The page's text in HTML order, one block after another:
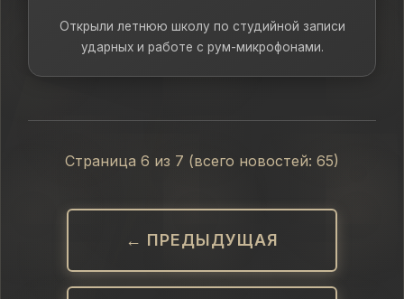
Открыли летнюю школу по студийной записи
ударных и работе с рум-микрофонами.
Страница 6 из 7 (всего новостей: 65)
← ПРЕДЫДУЩАЯ